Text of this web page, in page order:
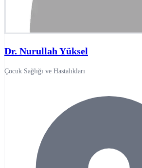
Dr. Nurullah Yüksel
Çocuk Sağlığı ve Hastalıkları